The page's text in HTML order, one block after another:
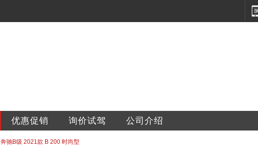
优惠促销 询价试驾 公司介绍
奔驰B级 2021款 B 200 时尚型